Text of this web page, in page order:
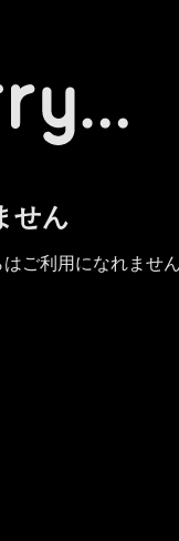
せん
ご利用になれません